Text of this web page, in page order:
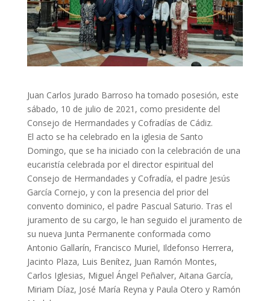
Juan Carlos Jurado Barroso ha tomado posesión, este
sábado, 10 de julio de 2021, como presidente del
Consejo de Hermandades y Cofradías de Cádiz.
El acto se ha celebrado en la iglesia de Santo
Domingo, que se ha iniciado con la celebración de una
eucaristía celebrada por el director espiritual del
Consejo de Hermandades y Cofradía, el padre Jesús
García Cornejo, y con la presencia del prior del
convento dominico, el padre Pascual Saturio. Tras el
juramento de su cargo, le han seguido el juramento de
su nueva Junta Permanente conformada como
Antonio Gallarín, Francisco Muriel, Ildefonso Herrera,
Jacinto Plaza, Luis Benítez, Juan Ramón Montes,
Carlos Iglesias, Miguel Ángel Peñalver, Aitana García,
Miriam Díaz, José María Reyna y Paula Otero y Ramón